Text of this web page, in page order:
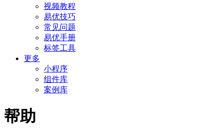
视频教程
易优技巧
常见问题
易优手册
标签工具
更多
小程序
组件库
案例库
帮助